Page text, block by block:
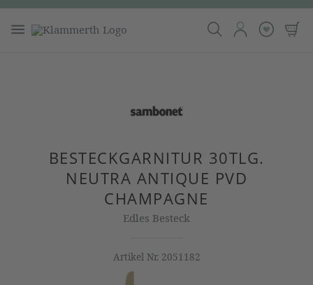
BESTECKGARNITUR 30TLG.
NEUTRA ANTIQUE PVD
CHAMPAGNE
Edles Besteck
Artikel Nr. 2051182
Bildergalerie überspringen